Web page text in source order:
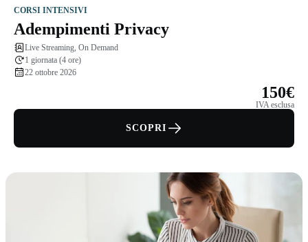
CORSI INTENSIVI
Adempimenti Privacy
Live Streaming, On Demand
1 giornata (4 ore)
22 ottobre 2026
150€
IVA esclusa
SCOPRI